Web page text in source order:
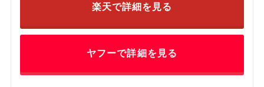
楽天で詳細を見る
ヤフーで詳細を見る